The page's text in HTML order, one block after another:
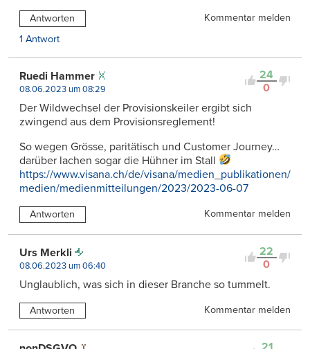
Antworten
Kommentar melden
1 Antwort
24
0
Ruedi Hammer
08.06.2023 um 08:29
Der Wildwechsel der Provisionskeiler ergibt sich
zwingend aus dem Provisionsreglement!
So wegen Grösse, paritätisch und Customer Journey…
darüber lachen sogar die Hühner im Stall
https://www.visana.ch/de/visana/medien_publikationen/
medien/medienmitteilungen/2023/2023-06-07
Antworten Kommentar melden
22
0
Urs Merkli
08.06.2023 um 06:40
Unglaublich, was sich in dieser Branche so tummelt.
Antworten Kommentar melden